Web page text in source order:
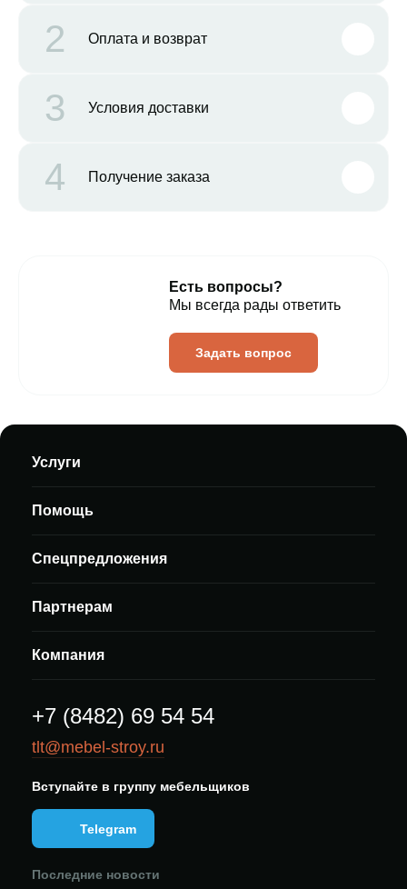
2 Оплата и возврат
3 Условия доставки
4 Получение заказа
Есть вопросы?
Мы всегда рады ответить
Задать вопрос
Услуги
Помощь
Спецпредложения
Партнерам
Компания
+7 (8482) 69 54 54
tlt@mebel-stroy.ru
Вступайте в группу мебельщиков
Telegram
Последние новости